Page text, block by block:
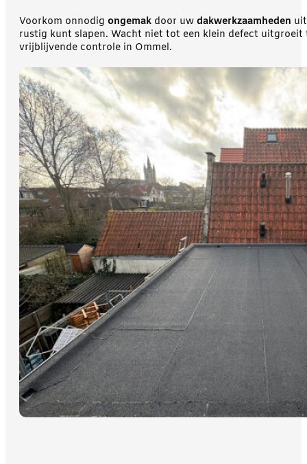
Voorkom onnodig ongemak door uw dakwerkzaamheden
rustig kunt slapen. Wacht niet tot een klein defect
vrijblijvende controle in Ommel.